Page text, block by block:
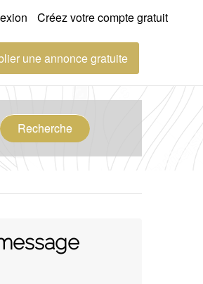
Créez votre compte gratuit
une annonce gratuite
Recherche